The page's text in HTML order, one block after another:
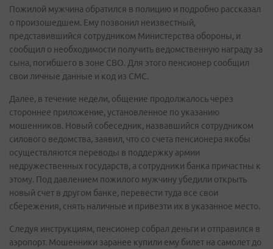
Пожилой мужчина обратился в полицию и подробно рассказал
о произошедшем. Ему позвонил неизвестный,
представившийся сотрудником Министерства обороны, и
сообщил о необходимости получить ведомственную награду за
сына, погибшего в зоне СВО. Для этого пенсионер сообщил
свои личные данные и код из СМС.
Далее, в течение недели, общение продолжалось через
стороннее приложение, установленное по указанию
мошенников. Новый собеседник, назвавшийся сотрудником
силового ведомства, заявил, что со счета пенсионера якобы
осуществляются переводы в поддержку армии
недружественных государств, а сотрудники банка причастны к
этому. Под давлением пожилого мужчину убедили открыть
новый счет в другом банке, перевести туда все свои
сбережения, снять наличные и привезти их в указанное место.
Следуя инструкциям, пенсионер собрал деньги и отправился в
аэропорт. Мошенники заранее купили ему билет на самолет до